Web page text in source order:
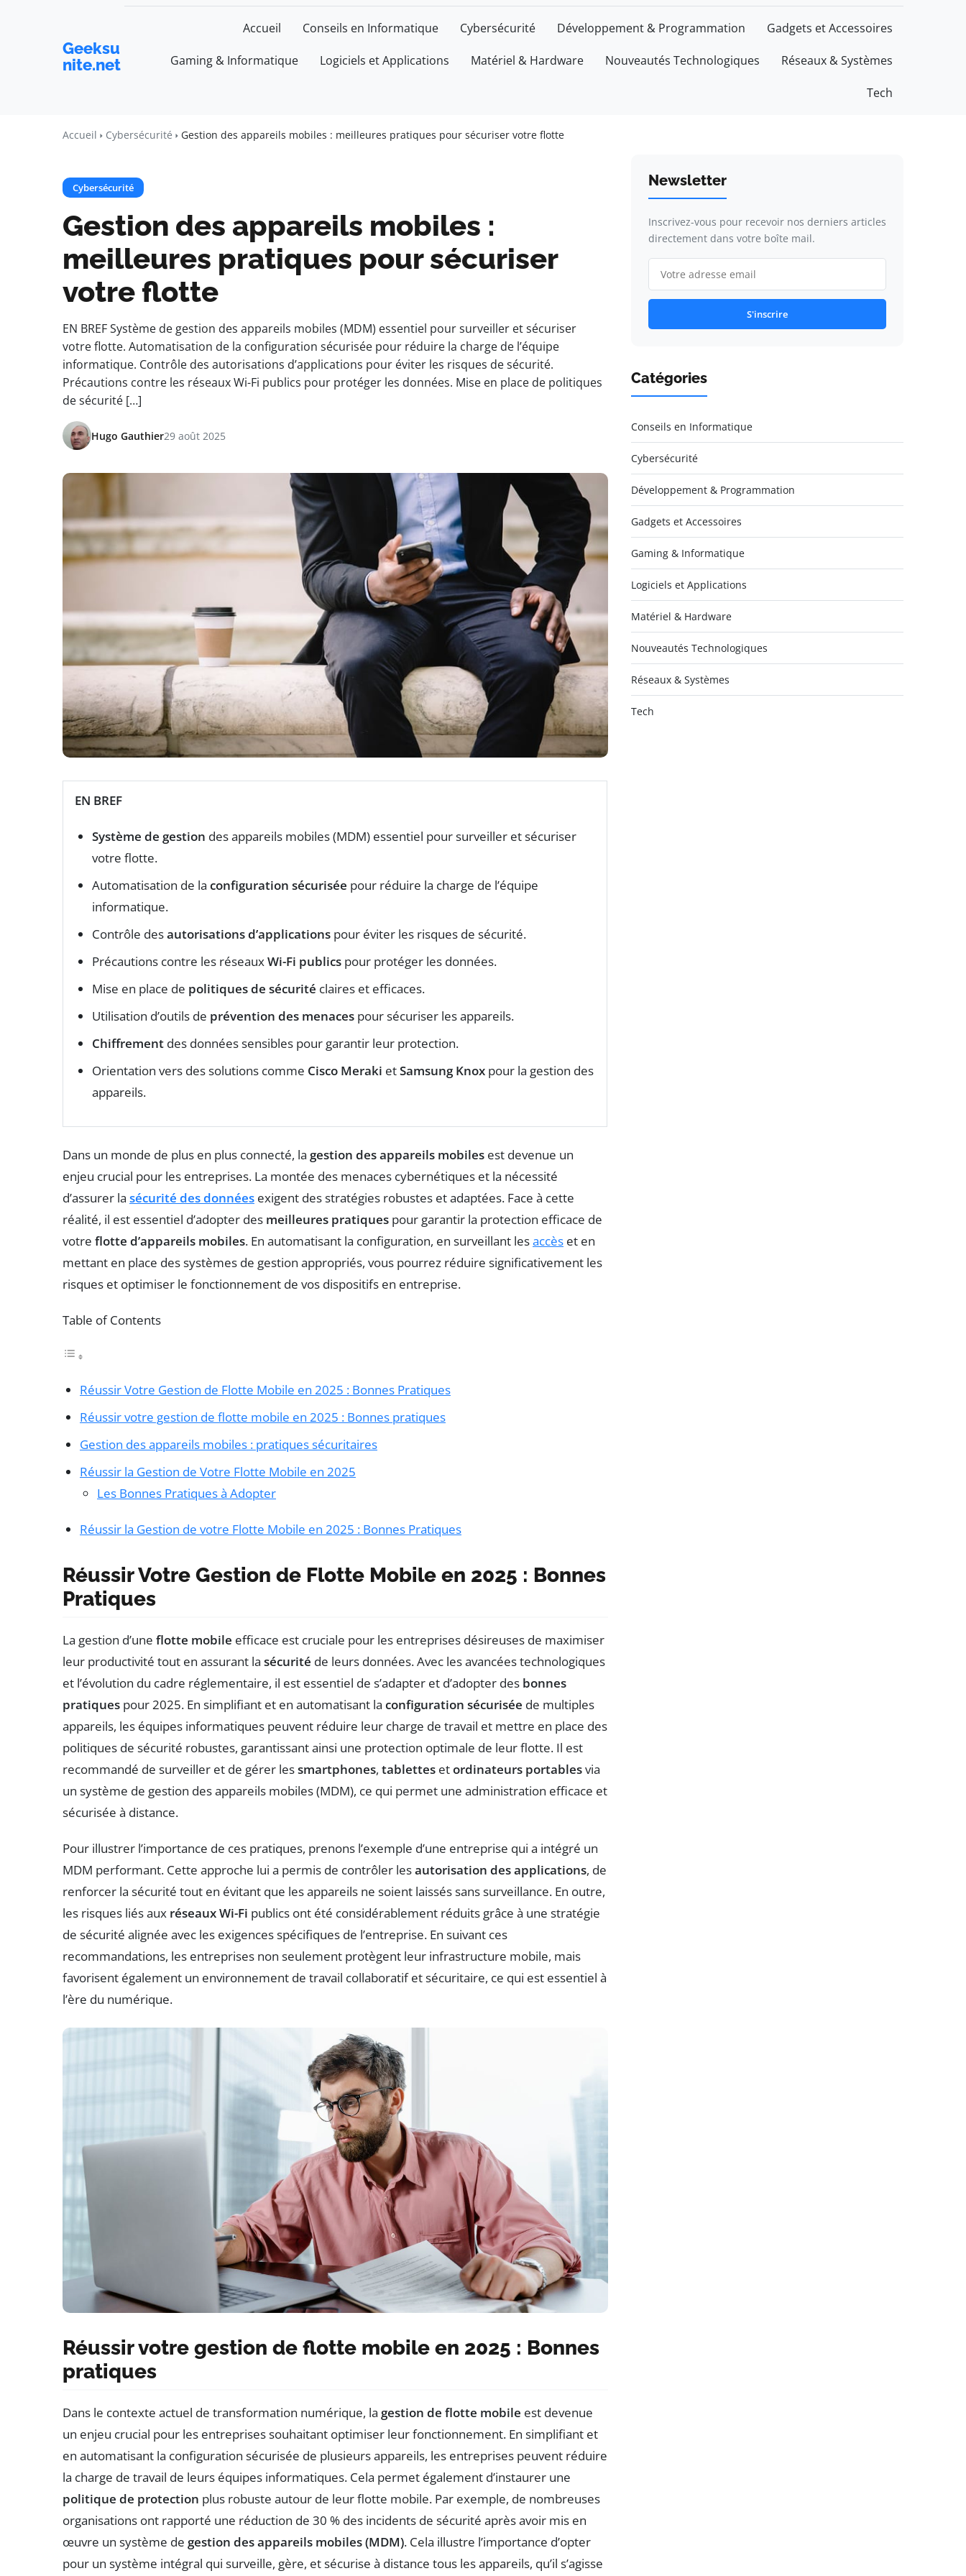
Geeksu
nite.net
Accueil Conseils en Informatique Cybersécurité Développement & Programmation Gadgets et Accessoires
Gaming & Informatique Logiciels et Applications Matériel & Hardware Nouveautés Technologiques Réseaux & Systèmes
Tech
Accueil Cybersécurité Gestion des appareils mobiles : meilleures pratiques pour sécuriser votre flotte
Cybersécurité
Gestion des appareils mobiles :
meilleures pratiques pour sécuriser
votre flotte
EN BREF Système de gestion des appareils mobiles (MDM) essentiel pour surveiller et sécuriser
votre flotte. Automatisation de la configuration sécurisée pour réduire la charge de l’équipe
informatique. Contrôle des autorisations d’applications pour éviter les risques de sécurité.
Précautions contre les réseaux Wi-Fi publics pour protéger les données. Mise en place de politiques
de sécurité […]
Hugo Gauthier29 août 2025
EN BREF
Système de gestion des appareils mobiles (MDM) essentiel pour surveiller et sécuriser
votre flotte.
Automatisation de la configuration sécurisée pour réduire la charge de l’équipe
informatique.
Contrôle desautorisations d’applications pour éviter les risques de sécurité.
Précautions contre les réseauxWi-Fi publics pour protéger les données.
Mise en place de politiques de sécurité claires et efficaces.
Utilisation d’outils de prévention des menaces pour sécuriser les appareils.
Chiffrement des données sensibles pour garantir leur protection.
Orientation vers des solutions comme Cisco Meraki etSamsung Knox pour la gestion des
appareils.
Dans un monde de plus en plus connecté, la gestion des appareils mobiles est devenue un
enjeu crucial pour les entreprises. La montée des menaces cybernétiques et la nécessité
d’assurer la sécurité des données exigent des stratégies robustes et adaptées. Face à cette
réalité, il est essentiel d’adopter des meilleures pratiques pour garantir la protection efficace de
votre flotte d’appareils mobiles. En automatisant la configuration, en surveillant lesaccès et en
mettant en place des systèmes de gestion appropriés, vous pourrez réduire significativement les
risques et optimiser le fonctionnement de vos dispositifs en entreprise.
Table of Contents
Réussir Votre Gestion de Flotte Mobile en 2025 : Bonnes Pratiques
Réussir votre gestion de flotte mobile en 2025 : Bonnes pratiques
Gestion des appareils mobiles : pratiques sécuritaires
Réussir la Gestion de Votre Flotte Mobile en 2025
Les Bonnes Pratiques à Adopter
Réussir la Gestion de votre Flotte Mobile en 2025 : Bonnes Pratiques
Réussir Votre Gestion de Flotte Mobile en 2025 : Bonnes
Pratiques
La gestion d’une flotte mobile efficace est cruciale pour les entreprises désireuses de maximiser
leur productivité tout en assurant la sécurité de leurs données. Avec les avancées technologiques
et l’évolution du cadre réglementaire, il est essentiel de s’adapter et d’adopter des bonnes
pratiques pour 2025. En simplifiant et en automatisant la configuration sécurisée de multiples
appareils, les équipes informatiques peuvent réduire leur charge de travail et mettre en place des
politiques de sécurité robustes, garantissant ainsi une protection optimale de leur flotte. Il est
recommandé de surveiller et de gérer lessmartphones, tablettes etordinateurs portablesvia
un système de gestion des appareils mobiles (MDM), ce qui permet une administration efficace et
sécurisée à distance.
Pour illustrer l’importance de ces pratiques, prenons l’exemple d’une entreprise qui a intégré un
MDM performant. Cette approche lui a permis de contrôler lesautorisation des applications, de
renforcer la sécurité tout en évitant que les appareils ne soient laissés sans surveillance. En outre,
les risques liés aux réseaux Wi-Fi publics ont été considérablement réduits grâce à une stratégie
de sécurité alignée avec les exigences spécifiques de l’entreprise. En suivant ces
recommandations, les entreprises non seulement protègent leur infrastructure mobile, mais
favorisent également un environnement de travail collaboratif et sécuritaire, ce qui est essentiel à
l’ère du numérique.
Réussir votre gestion de flotte mobile en 2025 : Bonnes
pratiques
Dans le contexte actuel de transformation numérique, la gestion de flotte mobile est devenue
un enjeu crucial pour les entreprises souhaitant optimiser leur fonctionnement. En simplifiant et
en automatisant la configuration sécurisée de plusieurs appareils, les entreprises peuvent réduire
la charge de travail de leurs équipes informatiques. Cela permet également d’instaurer une
politique de protection plus robuste autour de leur flotte mobile. Par exemple, de nombreuses
organisations ont rapporté une réduction de 30 % des incidents de sécurité après avoir mis en
œuvre un système de gestion des appareils mobiles (MDM). Cela illustre l’importance d’opter
pour un système intégral qui surveille, gère, et sécurise à distance tous les appareils, qu’il s’agisse
Newsletter
Inscrivez-vous pour recevoir nos derniers articles
directement dans votre boîte mail.
S'inscrire
Catégories
Conseils en Informatique
Cybersécurité
Développement & Programmation
Gadgets et Accessoires
Gaming & Informatique
Logiciels et Applications
Matériel & Hardware
Nouveautés Technologiques
Réseaux & Systèmes
Tech